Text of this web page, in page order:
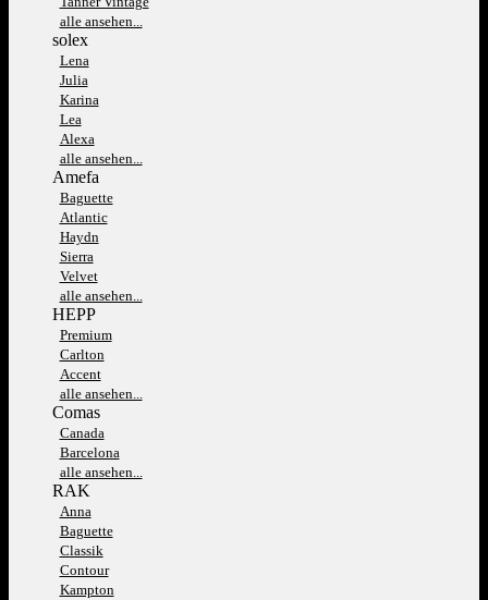
alle ansehen...
solex
Lena
Julia
Karina
Lea
Alexa
alle ansehen...
Amefa
Baguette
Atlantic
Haydn
Sierra
Velvet
alle ansehen...
HEPP
Premium
Carlton
Accent
alle ansehen...
Comas
Canada
Barcelona
alle ansehen...
RAK
Anna
Baguette
Classik
Contour
Kampton